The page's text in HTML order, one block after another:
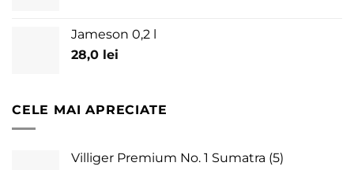
Jameson 0,2 l
28,0 lei
CELE MAI APRECIATE
Villiger Premium No. 1 Sumatra (5)